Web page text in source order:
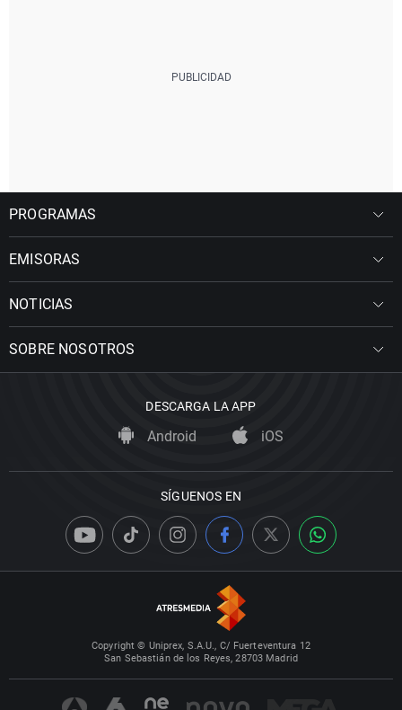
PROGRAMAS
EMISORAS
NOTICIAS
SOBRE NOSOTROS
DESCARGA LA APP
Android iOS
SÍGUENOS EN
Copyright © Uniprex, S.A.U., C/ Fuerteventura 12
San Sebastián de los Reyes, 28703 Madrid